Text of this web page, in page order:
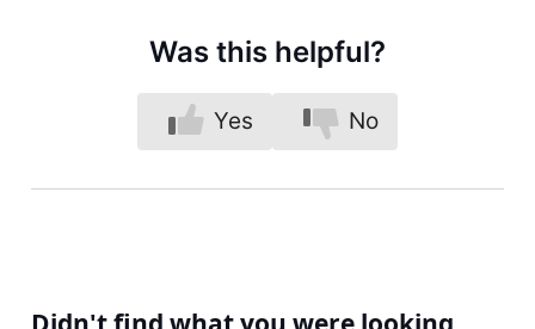
Was this helpful?
Yes No